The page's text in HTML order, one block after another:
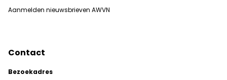
Aanmelden nieuwsbrieven AWVN
Contact
Bezoekadres